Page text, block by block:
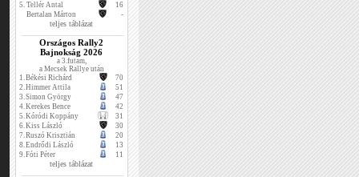
5. Tellér Antal
16
Bertalan Márton
-
teljes táblázat
Országos Rally2
Bajnokság 2026
a 3.futam,
a Mecsek Rallye után
1.Békési Richárd
70
2.Himmer Attila
51
3.Simon György
47
4.Kerekes Bence
42
5.Kóródi Koppány
31
6.Kiss László
30
7.Ruszó Krisztián
20
8.Endrődi László
13
9.Fóti Péter 11
teljes táblázat